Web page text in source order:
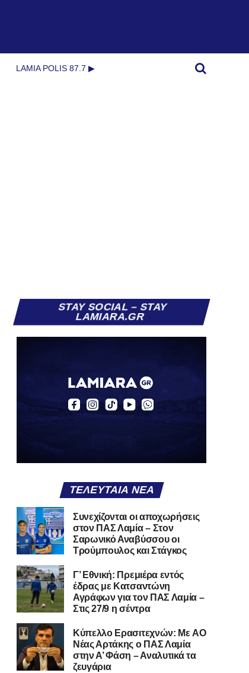
LAMIA POLIS 87.7 ▶︎
STAY SOCIAL – STAY
LAMIARA.GR
ΤΕΛΕΥΤΑΊΑ ΝΈΑ
Συνεχίζονται οι αποχωρήσεις
στον ΠΑΣ Λαμία – Στον
Σαρωνικό Αναβύσσου οι
Τρούμπουλος και Στάγκος
Γ’ Εθνική: Πρεμιέρα εντός
έδρας με Κατσαντώνη
Αγράφων για τον ΠΑΣ Λαμία –
Στις 27/9 η σέντρα
Kύπελλο Ερασιτεχνών: Με AO
Nέας Αρτάκης ο ΠΑΣ Λαμία
στην Α’ Φάση – Αναλυτικά τα
ζευγάρια